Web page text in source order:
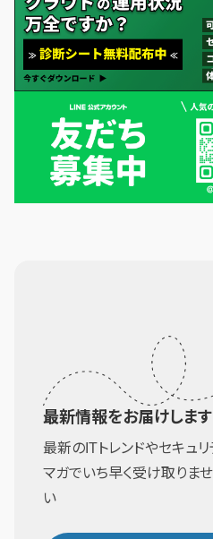
最新情報をお届けします
最新のITトレンドやセキュ
マガでいち早く受け取りま
い